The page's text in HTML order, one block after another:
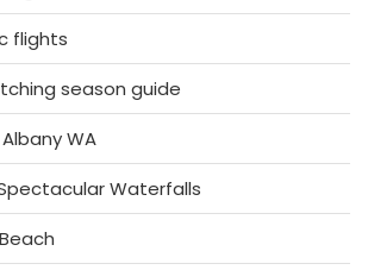
flights
season guide
WA
Waterfalls